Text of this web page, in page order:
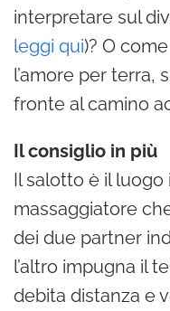
interpretare sul
leggi qui)? O
l’amore per terra,
fronte al camino
Il consiglio in più
Il salotto è il
massaggiatore
dei due partner
l’altro impugna il
debita distanza e